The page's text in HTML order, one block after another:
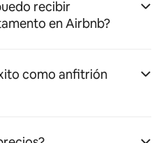
recibir
en Airbnb?
como anfitrión